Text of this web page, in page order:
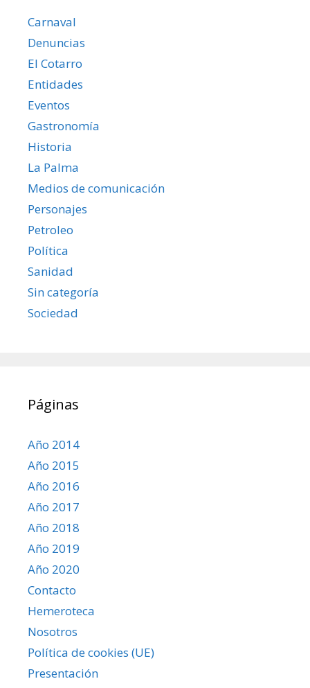
Carnaval
Denuncias
El Cotarro
Entidades
Eventos
Gastronomía
Historia
La Palma
Medios de comunicación
Personajes
Petroleo
Política
Sanidad
Sin categoría
Sociedad
Páginas
Año 2014
Año 2015
Año 2016
Año 2017
Año 2018
Año 2019
Año 2020
Contacto
Hemeroteca
Nosotros
Política de cookies (UE)
Presentación